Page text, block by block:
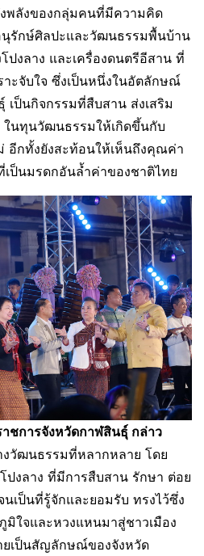
พลังของกลุ่มคนที่มีความคิด
นุรักษ์ศิลปะและวัฒนธรรมพื้นบ้าน
ปงลาง และเครื่องดนตรีอีสาน ที่
ะจับใจ ซึ่งเป็นหนึ่งในอัตลักษณ์
ป็นกิจกรรมที่สืบสาน ส่งเสริม
นทุนวัฒนธรรมให้เกิดขึ้นกับ
กทั้งยังสะท้อนให้เห็นถึงคุณค่า
ป็นมรดกอันล้ำค่าของชาติไทย
ชการจังหวัดกาฬสินธุ์ กล่าว
วัฒนธรรมที่หลากหลาย โดย
ปงลาง ที่มีการสืบสาน รักษา ต่อย
เป็นที่รู้จักและยอมรับ ทรงไว้ซึ่ง
ใจและหวงแหนมาสู่ชาวเมือง
ยเป็นสัญลักษณ์ของจังหวัด